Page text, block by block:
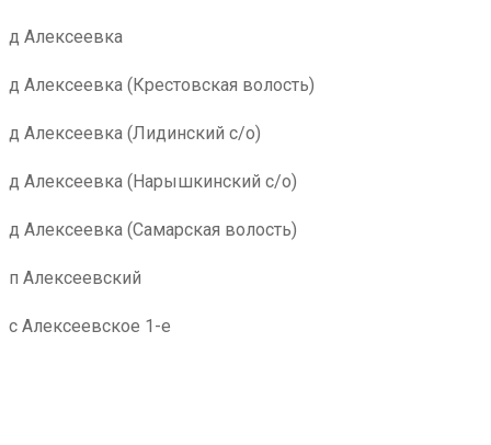
д Алексеевка
д Алексеевка (Крестовская волость)
д Алексеевка (Лидинский с/о)
д Алексеевка (Нарышкинский с/о)
д Алексеевка (Самарская волость)
п Алексеевский
с Алексеевское 1-е